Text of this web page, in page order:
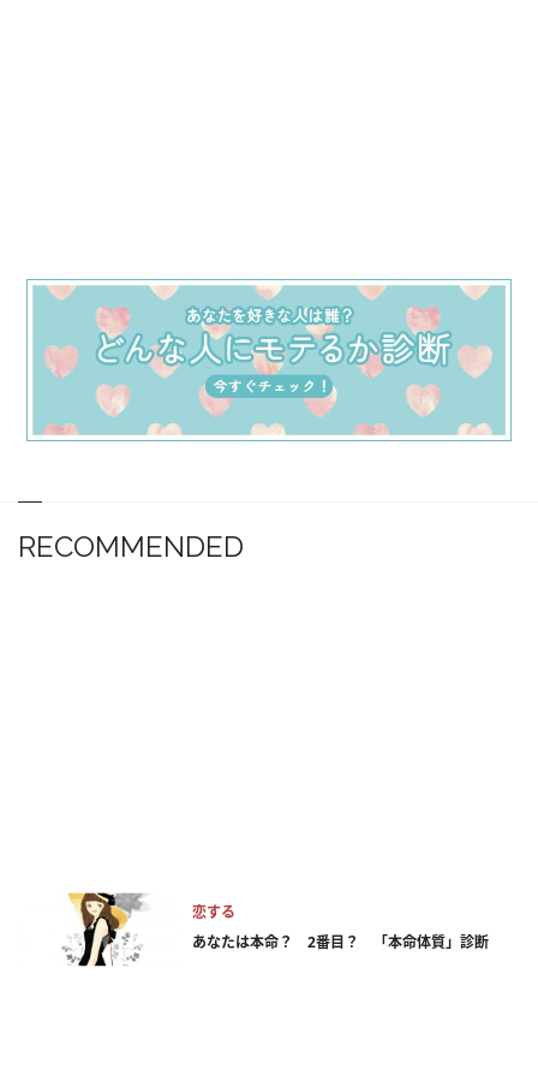
RECOMMENDED
恋する
あなたは本命？ 2番目？ 「本命体質」診断